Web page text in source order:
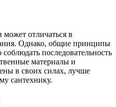
отличаться в
Однако, общие принципы
последовательность
материалы и
в своих силах, лучше
сантехнику.